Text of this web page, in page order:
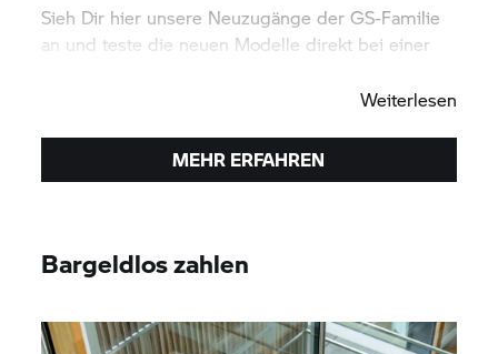
Sieh Dir hier unsere Neuzugänge der GS-Familie
an und teste die neuen Modelle direkt bei einer
Weiterlesen
MEHR ERFAHREN
Bargeldlos zahlen